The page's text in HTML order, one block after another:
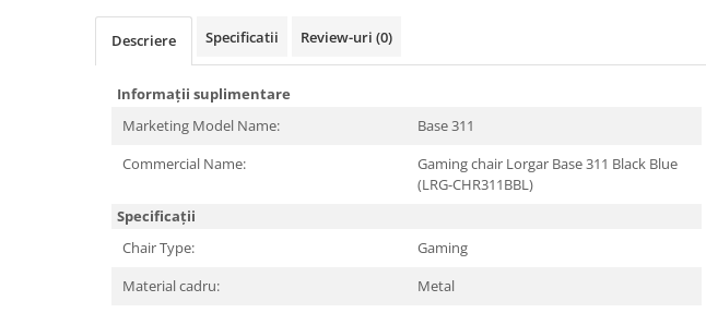
Tastaturi Gaming
Card ReaderDescriere Specificatii Review-uri (0)
Informații suplimentare
Marketing Model Name:
Base 311
Commercial Name:
Gaming chair Lorgar Base 311 Black Blue
(LRG-CHR311BBL)
Specificații
Chair Type:
Gaming
Material cadru:
Metal